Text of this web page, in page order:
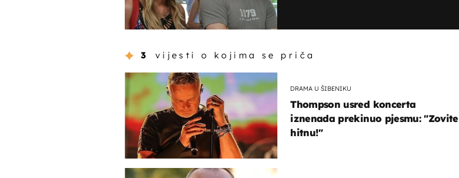
3 vijesti o kojima se priča
DRAMA U ŠIBENIKU
Thompson usred koncerta
iznenada prekinuo pjesmu: "Zovite
hitnu!"